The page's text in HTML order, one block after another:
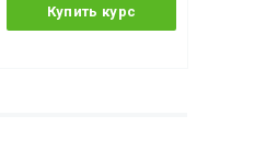
Купить курс